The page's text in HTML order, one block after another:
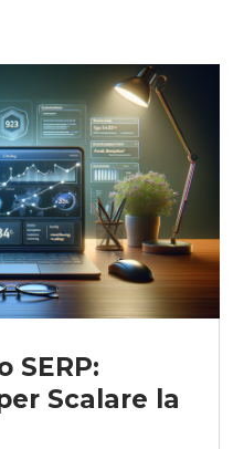
SERP:
Scalare la